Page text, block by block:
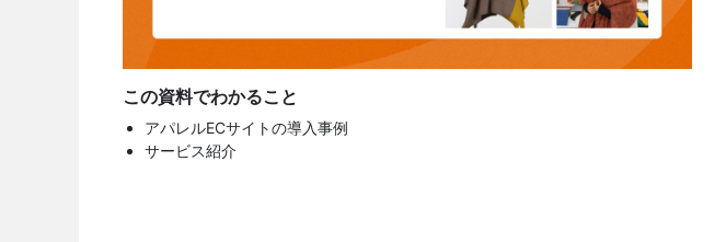
この資料でわかること
アパレルECサイトの導入事例
サービス紹介